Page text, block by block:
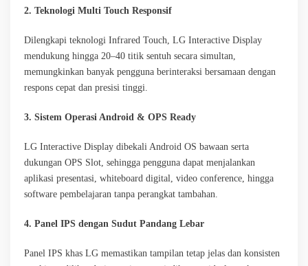
2. Teknologi Multi Touch Responsif
Dilengkapi teknologi Infrared Touch, LG Interactive Display
mendukung hingga 20–40 titik sentuh secara simultan,
memungkinkan banyak pengguna berinteraksi bersamaan dengan
respons cepat dan presisi tinggi.
3. Sistem Operasi Android & OPS Ready
LG Interactive Display dibekali Android OS bawaan serta
dukungan OPS Slot, sehingga pengguna dapat menjalankan
aplikasi presentasi, whiteboard digital, video conference, hingga
software pembelajaran tanpa perangkat tambahan.
4. Panel IPS dengan Sudut Pandang Lebar
Panel IPS khas LG memastikan tampilan tetap jelas dan konsisten